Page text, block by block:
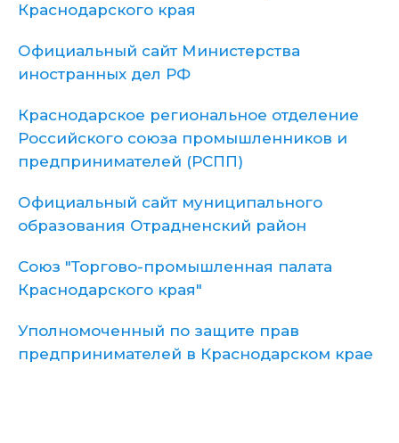
Краснодарского края
Официальный сайт Министерства
иностранных дел РФ
Краснодарское региональное отделение
Российского союза промышленников и
предпринимателей (РСПП)
Официальный сайт муниципального
образования Отрадненский район
Союз "Торгово-промышленная палата
Краснодарского края"
Уполномоченный по защите прав
предпринимателей в Краснодарском крае